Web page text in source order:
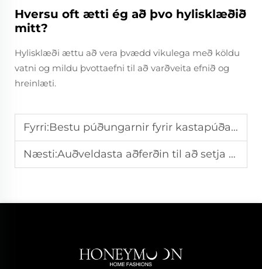
Hversu oft ætti ég að þvo hylisklæðið
mitt?
Hylisklæði ættu að vera þvædd vikulega með köldu
vatni og mildu þvottaefni til að varðveita efnið og
hreinlæti.
Fyrri:Bestu púðungarnir fyrir kastapúða: Þjá vs. Gervigögn
Næsti:Auðveldasta aðferðin til að setja þekjufellingu á sjálfur